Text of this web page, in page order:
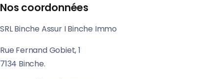
Nos coordonnées
SRL Binche Assur I Binche Immo
Rue Fernand Gobiet, 1
7134 Binche.